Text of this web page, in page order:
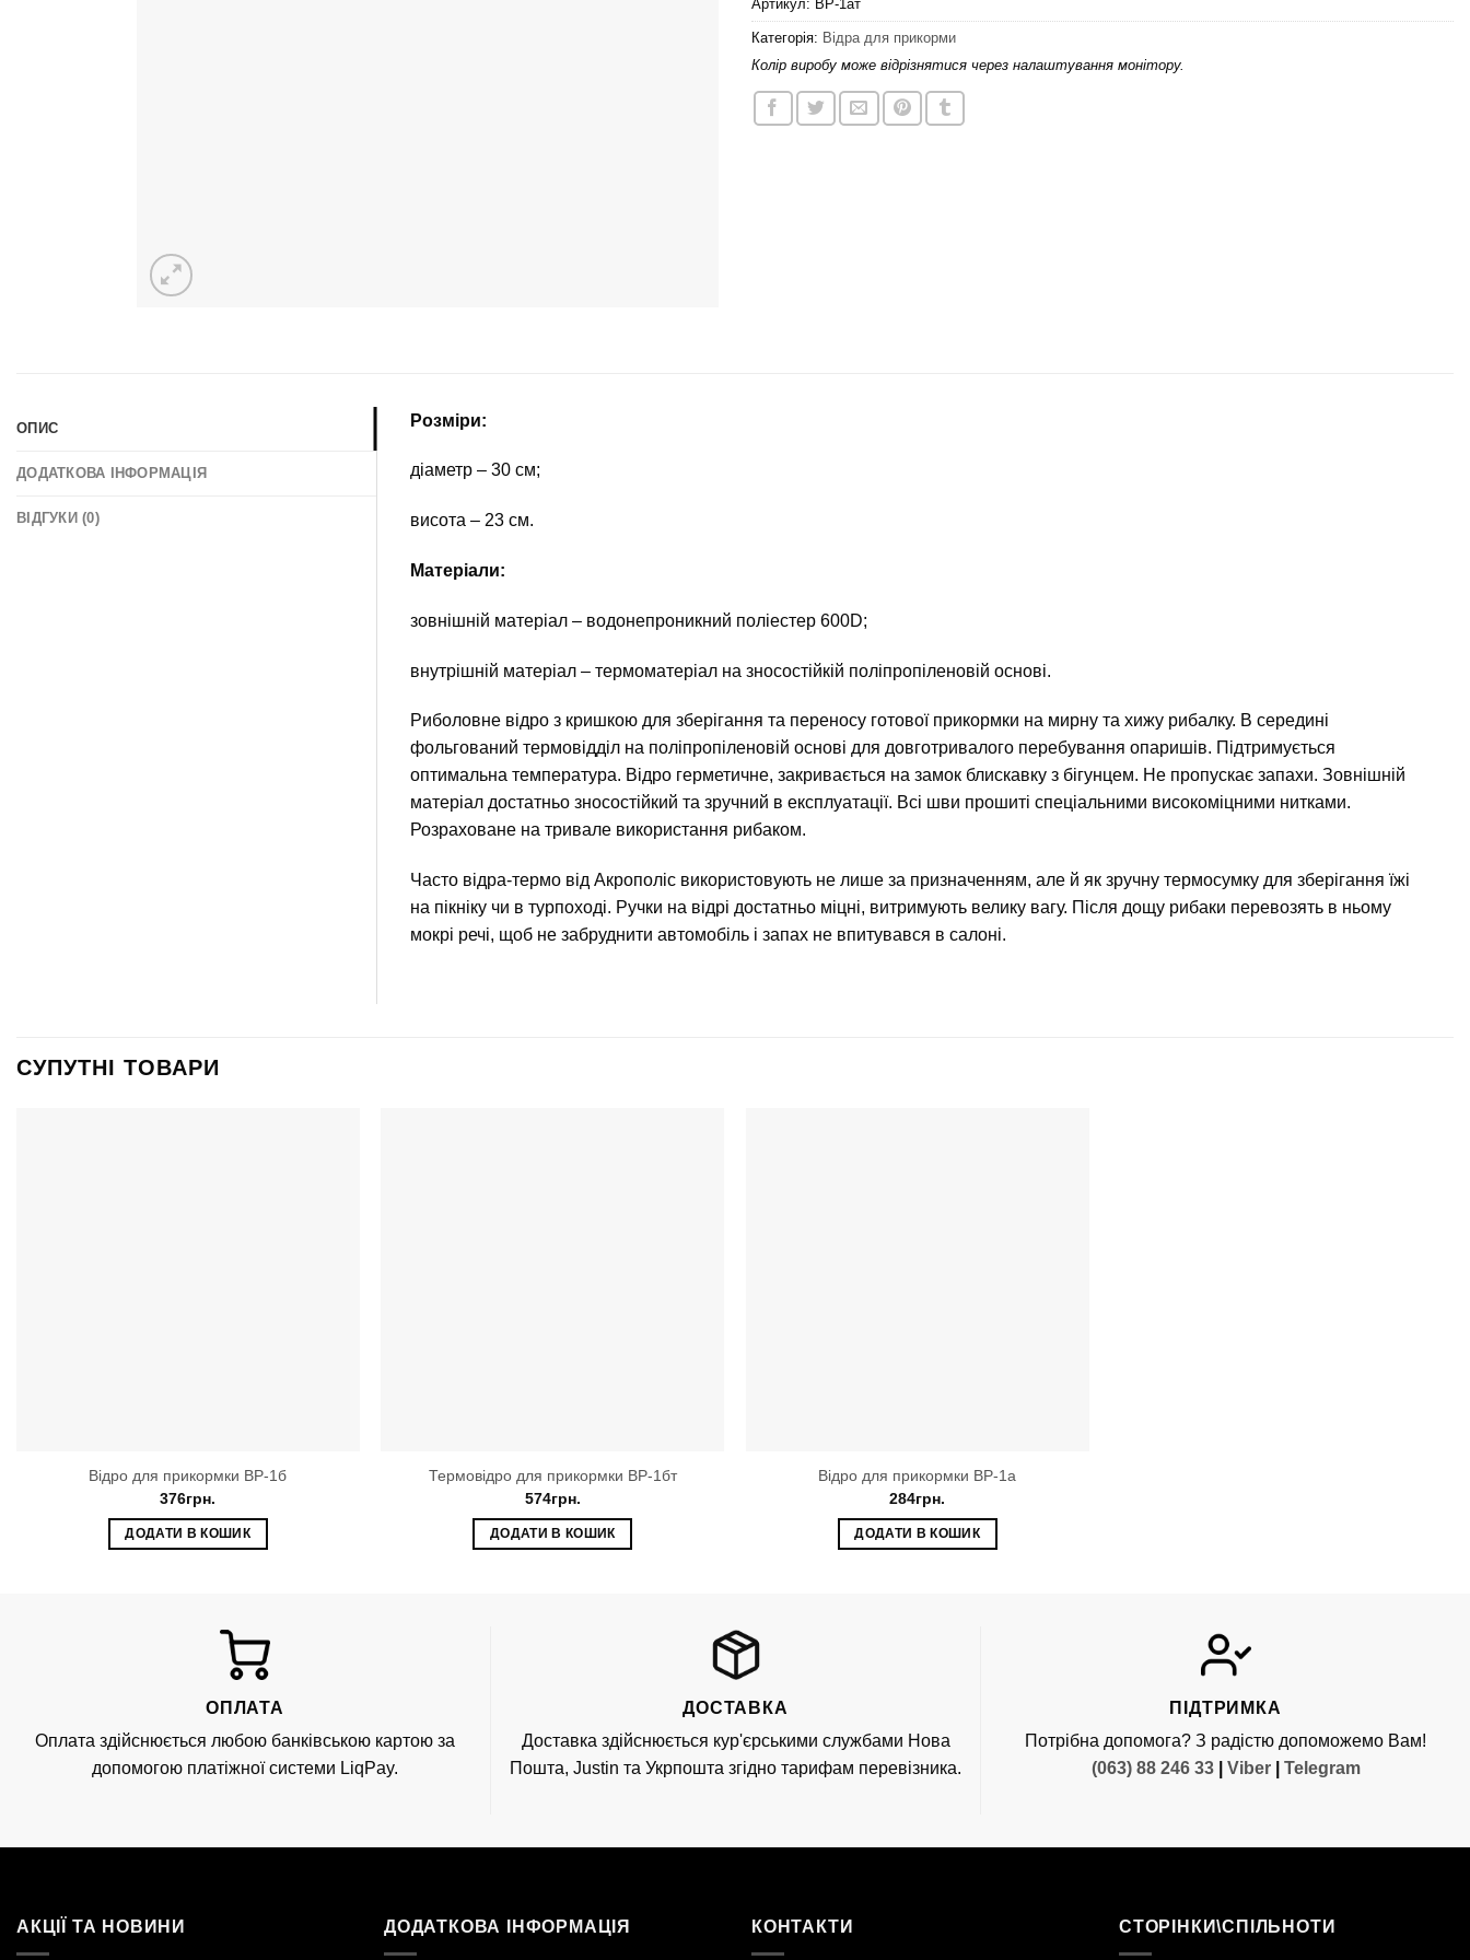
Артикул: ВР-1ат
Категорія: Відра для прикорми
Колір виробу може відрізнятися через налаштування монітору.
ОПИС
ДОДАТКОВА ІНФОРМАЦІЯ
ВІДГУКИ (0)
Розміри:
діаметр – 30 см;
висота – 23 см.
Матеріали:
зовнішній матеріал – водонепроникний поліестер 600D;
внутрішній матеріал – термоматеріал на зносостійкій поліпропіленовій основі.
Риболовне відро з кришкою для зберігання та переносу готової прикормки на мирну та хижу рибалку. В середині
фольгований термовідділ на поліпропіленовій основі для довготривалого перебування опаришів. Підтримується
оптимальна температура. Відро герметичне, закривається на замок блискавку з бігунцем. Не пропускає запахи. Зовнішній
матеріал достатньо зносостійкий та зручний в експлуатації. Всі шви прошиті спеціальними високоміцними нитками.
Розраховане на тривале використання рибаком.
Часто відра-термо від Акрополіс використовують не лише за призначенням, але й як зручну термосумку для зберігання їжі
на пікніку чи в турпоході. Ручки на відрі достатньо міцні, витримують велику вагу. Після дощу рибаки перевозять в ньому
мокрі речі, щоб не забруднити автомобіль і запах не впитувався в салоні.
СУПУТНІ ТОВАРИ
Відро для прикормки ВР-1б
376грн.
ДОДАТИ В КОШИК
Термовідро для прикормки ВР-1бт
574грн.
ДОДАТИ В КОШИК
Відро для прикормки ВР-1а
284грн.
ДОДАТИ В КОШИК
ОПЛАТА
Оплата здійснюється любою банківською картою за
допомогою платіжної системи LiqPay.
ДОСТАВКА
Доставка здійснюється кур'єрськими службами Нова
Пошта, Justin та Укрпошта згідно тарифам перевізника.
ПІДТРИМКА
Потрібна допомога? З радістю допоможемо Вам!
(063) 88 246 33| Viber| Telegram
АКЦІЇ ТА НОВИНИ ДОДАТКОВА ІНФОРМАЦІЯ КОНТАКТИ СТОРІНКИ\СПІЛЬНОТИ